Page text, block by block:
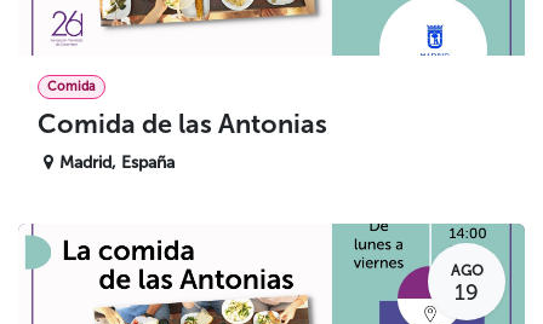
Comida
Comida de las Antonias
Madrid, España
AGO
19